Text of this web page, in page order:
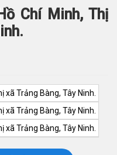
Chí Minh, Thị